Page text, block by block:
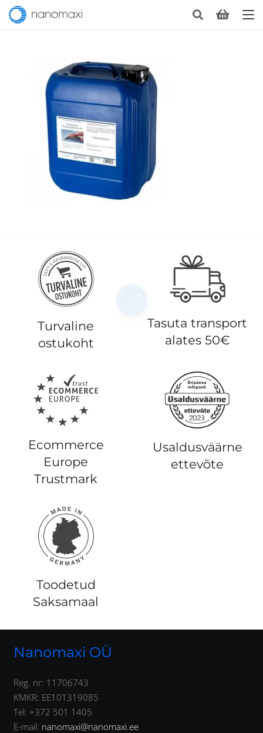
Turvaline
ostukoht
Tasuta transport
alates 50€
Ecommerce
Europe
Trustmark
Usaldusväärne
ettevõte
Toodetud
Saksamaal
Nanomaxi OÜ
Reg. nr: 11706743
KMKR: EE101319085
Tel: +372 501 1405
E-mail: nanomaxi@nanomaxi.ee